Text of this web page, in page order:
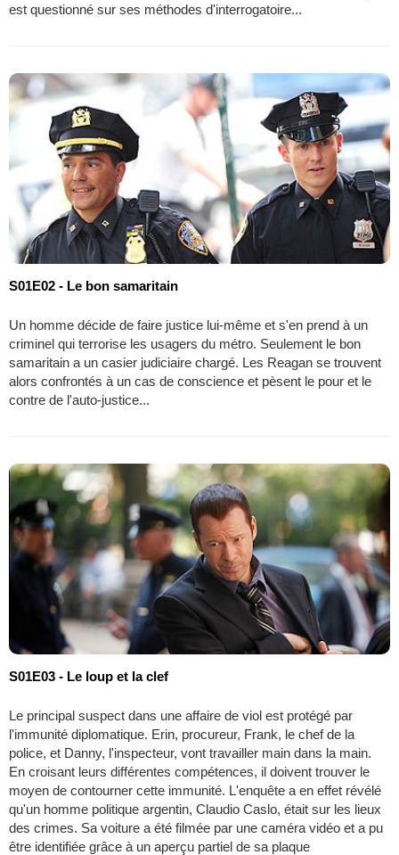
est questionné sur ses méthodes d'interrogatoire...
S01E02 - Le bon samaritain
Un homme décide de faire justice lui-même et s'en prend à un
criminel qui terrorise les usagers du métro. Seulement le bon
samaritain a un casier judiciaire chargé. Les Reagan se trouvent
alors confrontés à un cas de conscience et pèsent le pour et le
contre de l'auto-justice...
S01E03 - Le loup et la clef
Le principal suspect dans une affaire de viol est protégé par
l'immunité diplomatique. Erin, procureur, Frank, le chef de la
police, et Danny, l'inspecteur, vont travailler main dans la main.
En croisant leurs différentes compétences, il doivent trouver le
moyen de contourner cette immunité. L'enquête a en effet révélé
qu'un homme politique argentin, Claudio Caslo, était sur les lieux
des crimes. Sa voiture a été filmée par une caméra vidéo et a pu
être identifiée grâce à un aperçu partiel de sa plaque